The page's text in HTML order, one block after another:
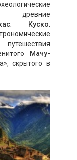
, Куско,
Мачу-
скрытого в